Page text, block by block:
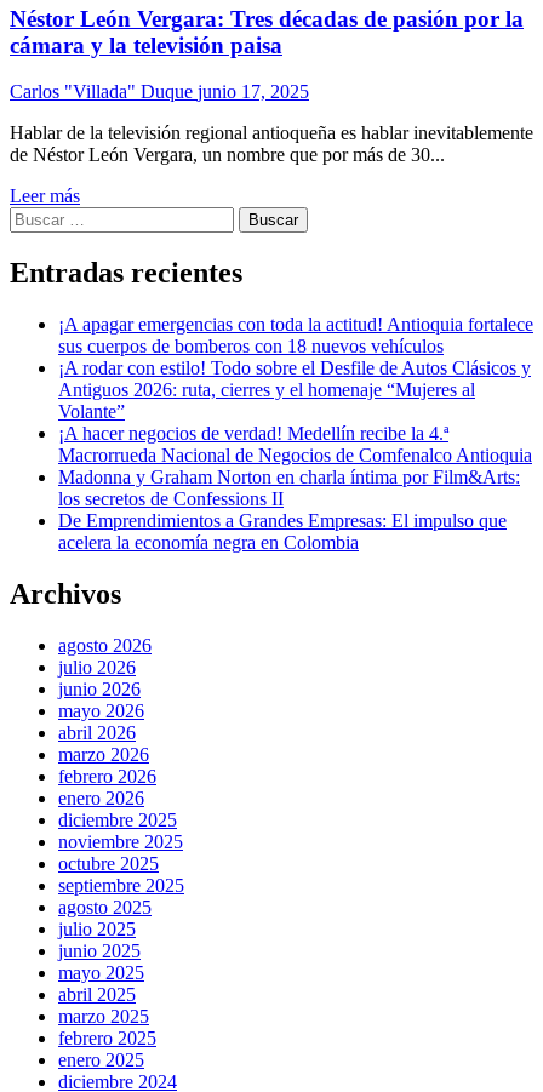
Néstor León Vergara: Tres décadas de pasión por la
cámara y la televisión paisa
Carlos "Villada" Duque junio 17, 2025
Hablar de la televisión regional antioqueña es hablar inevitablemente
de Néstor León Vergara, un nombre que por más de 30...
Leer más
Buscar:
Entradas recientes
¡A apagar emergencias con toda la actitud! Antioquia fortalece
sus cuerpos de bomberos con 18 nuevos vehículos
¡A rodar con estilo! Todo sobre el Desfile de Autos Clásicos y
Antiguos 2026: ruta, cierres y el homenaje “Mujeres al
Volante”
¡A hacer negocios de verdad! Medellín recibe la 4.ª
Macrorrueda Nacional de Negocios de Comfenalco Antioquia
Madonna y Graham Norton en charla íntima por Film&Arts:
los secretos de Confessions II
De Emprendimientos a Grandes Empresas: El impulso que
acelera la economía negra en Colombia
Archivos
agosto 2026
julio 2026
junio 2026
mayo 2026
abril 2026
marzo 2026
febrero 2026
enero 2026
diciembre 2025
noviembre 2025
octubre 2025
septiembre 2025
agosto 2025
julio 2025
junio 2025
mayo 2025
abril 2025
marzo 2025
febrero 2025
enero 2025
diciembre 2024